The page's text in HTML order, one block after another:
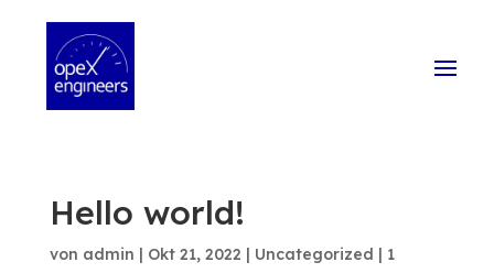
Hello world!
von admin | Okt 21, 2022 | Uncategorized | 1